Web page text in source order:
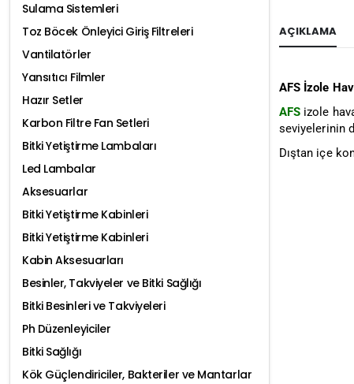
AÇIKLAMA
AFS İzole
AFS izole
seviyelerinin
Dıştan içe
Sulama Sistemleri
Toz Böcek Önleyici Giriş Filtreleri
Vantilatörler
Yansıtıcı Filmler
Hazır Setler
Karbon Filtre Fan Setleri
Bitki Yetiştirme Lambaları
Led Lambalar
Aksesuarlar
Bitki Yetiştirme Kabinleri
Bitki Yetiştirme Kabinleri
Kabin Aksesuarları
Besinler, Takviyeler ve Bitki Sağlığı
Bitki Besinleri ve Takviyeleri
Ph Düzenleyiciler
Bitki Sağlığı
Kök Güçlendiriciler, Bakteriler ve Mantarlar